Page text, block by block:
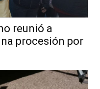
reunió a
procesión por